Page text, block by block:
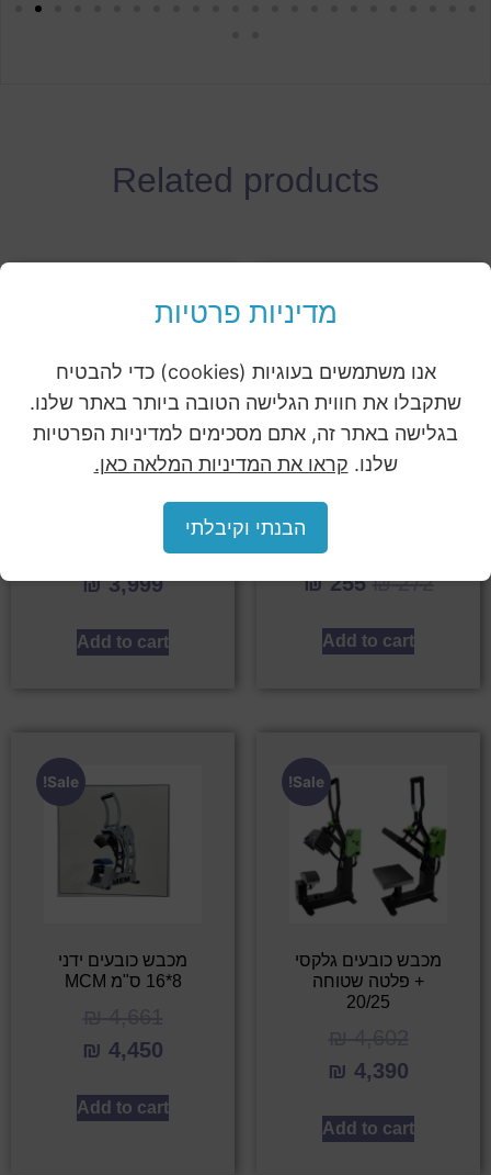
Related products
Sale!
₪272
₪255
Add to cart
₪3,999
Add to cart
Sale!
מכבש כובעים גלקסי
+ פלטה שטוחה
20/25
₪ 4,390
Add to cart
Sale!
מכבש כובעים ידני
8*16 ס"מ MCM
₪ 4,450
Add to cart
מדיניות פרטיות
אנו משתמשים בעוגיות (cookies) כדי להבטיח
שתקבלו את חווית הגלישה הטובה ביותר באתר שלנו.
בגלישה באתר זה, אתם מסכימים למדיניות הפרטיות
שלנו. קראו את המדיניות המלאה כאן.
הבנתי וקיבלתי